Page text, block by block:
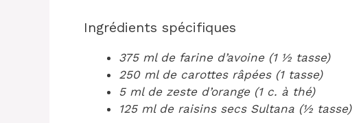
Ingrédients spécifiques
375 ml de farine d’avoine (1 ½ tasse)
250 ml de carottes râpées (1 tasse)
5 ml de zeste d’orange (1 c. à thé)
125 ml de raisins secs Sultana (½ tasse)